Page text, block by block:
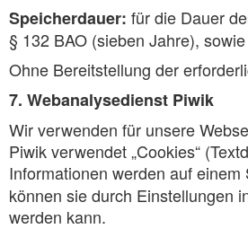
Speicherdauer: für die Dauer
§ 132 BAO (sieben Jahre),
Ohne Bereitstellung der
7. Webanalysedienst Piwik
Wir verwenden für unsere
Piwik verwendet „Cookies“
Informationen werden auf
können sie durch Einstellungen
werden kann.